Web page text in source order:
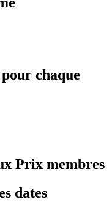
pour chaque
Prix membres
dates